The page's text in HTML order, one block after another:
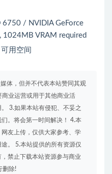
6750 / NVIDIA GeForce
VRAM required
用空间
体，但并不代表本站赞同其观
商业运营或用于其他商业活
3.如果本站有侵犯、不妥之
。将会第一时间解决！ 4.本
友上传，仅供大家参考、学
。 5.本站提供的所有资源仅
禁止下载本站资源参与商业
删除!